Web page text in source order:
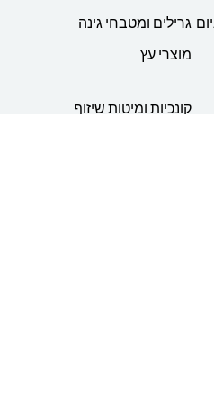
גרילים ומטבחי גינה
מוצרי עץ
קונכיות ומיטות שיזוף